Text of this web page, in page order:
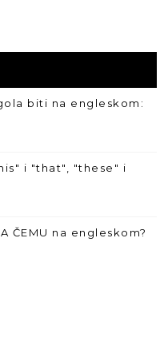
biti na engleskom:
i "that", "these" i
ČEMU na engleskom?